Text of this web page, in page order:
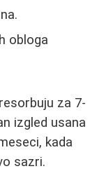
obloga
za 7-
izgled usana
kada
sazri.